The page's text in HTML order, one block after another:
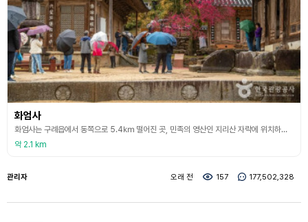
화엄사
화엄사는 구례읍에서 동쪽으로 5.4㎞ 떨어진 곳, 민족의 영산인 지리산 자락에 위치하고 있는 천년 고찰로 544년(백제 성왕 22년)에 연기조사가 창건하였다 하여 절의 이름을 화엄경(華嚴經)의 화엄 두 글자를 따서 붙였다고 한다. 처음에는 해회당과 대웅상적광전만 세워졌고 그 후 643년(선덕여왕 12년) 자장율사에 의해 증축되었고 875년(신라 헌강왕 1년)에 도선국사가 또다시 증축하였다. 임진왜란 때 불타 없어진 것을 1630년(인조 8년)에 벽암
약 2.1 km
관리자 오래 전 157 177,502,328